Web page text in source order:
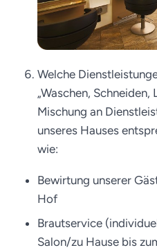
Welche
„Waschen, Schneiden,
Mischung an
unseres Hauses
wie:
Bewirtung unserer
Hof
Brautservice
Salon/zu Hause bis